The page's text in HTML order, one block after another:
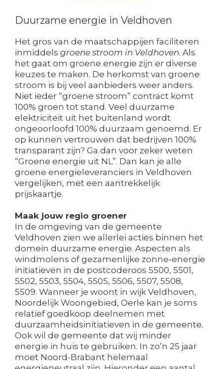
Duurzame energie in Veldhoven
Het gros van de maatschappijen faciliteren
inmiddels groene stroom in Veldhoven. Als
het gaat om groene energie zijn er diverse
keuzes te maken. De herkomst van groene
stroom is bij veel aanbieders weer anders.
Niet ieder “groene stroom” contract komt
100% groen tot stand. Veel duurzame
elektriciteit uit het buitenland wordt
ongeoorloofd 100% duurzaam genoemd. Er
op kunnen vertrouwen dat bedrijven 100%
transparant zijn? Ga dan voor zeker weten
“Groene energie uit NL”. Dan kan je alle
groene energieleveranciers in Veldhoven
vergelijken, met een aantrekkelijk
prijskaartje.
Maak jouw regio groener
In de omgeving van de gemeente
Veldhoven zien we allerlei acties binnen het
domein duurzame energie. Aspecten als
windmolens of gezamenlijke zonne-energie
initiatieven in de postcoderoos 5500, 5501,
5502, 5503, 5504, 5505, 5506, 5507, 5508,
5509. Wanneer je woont in wijk Veldhoven,
Noordelijk Woongebied, Oerle kan je soms
relatief goedkoop deelnemen met
duurzaamheidsinitiatieven in de gemeente.
Ook wil de gemeente dat wij minder
energie in huis te gebruiken. In zo’n 25 jaar
moet Noord-Brabant helemaal